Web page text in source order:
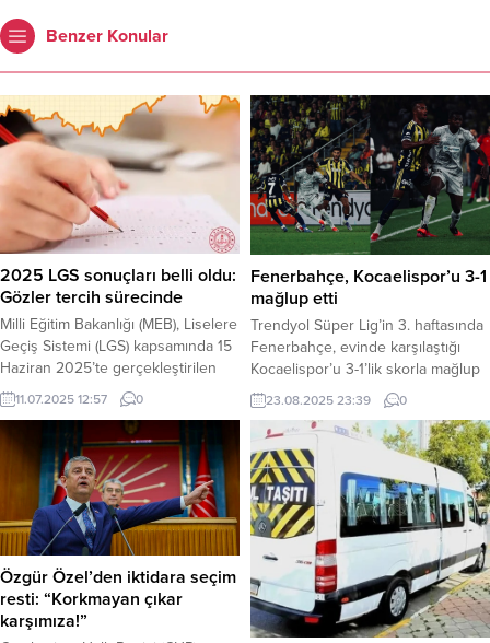
Benzer Konular
2025 LGS sonuçları belli oldu:
Gözler tercih sürecinde
Milli Eğitim Bakanlığı (MEB), Liselere
Geçiş Sistemi (LGS) kapsamında 15
Haziran 2025’te gerçekleştirilen
merkezi sınavın sonuçlarını
duyurdu. Yaklaşık 1 milyon
öğrencinin katıldığı sınavın
sonuçları, 11 Temmuz 2025 Cuma
günü saat 10:00 itibarıyla MEB’in
resmi internet sitesi meb.gov.tr
üzerinden erişime açıldı. Sonuçlarla
birlikte, Ortaöğretime Geçiş Tercih
ve Yerleştirme Kılavuzu da aynı...
11.07.2025 12:57 0
Fenerbahçe, Kocaelispor’u 3-1
mağlup etti
Trendyol Süper Lig’in 3. haftasında
Fenerbahçe, evinde karşılaştığı
Kocaelispor’u 3-1’lik skorla mağlup
ederek haftayı 3 puanla kapattı.
Karşılaşmada Fenerbahçe’nin
golleri Skriniar, Brown ve
Talisca’dan gelirken, bir golü de
VAR incelemesi sonrası iptal edildi.
Haber Merkezi – Chobani
Stadyumu’nda oynanan
mücadelede Fenerbahçe, teknik
direktör Jose Mourinho
yönetiminde sahaya çıktı. Maçın
henüz...
23.08.2025 23:39 0
Özgür Özel’den iktidara seçim
resti: “Korkmayan çıkar
karşımıza!”